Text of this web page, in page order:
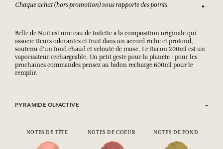
Chaque achat (hors promotion) vous rapporte des points
Belle de Nuit est une eau de toilette à la composition originale qui
associe fleurs odorantes et fruit dans un accord riche et profond,
soutenu d’un fond chaud et velouté de musc. Le flacon 200ml est un
vaporisateur rechargeable. Un petit geste pour la planète : pour les
prochaines commandes pensez au bidon recharge 600ml pour le
remplir.
PYRAMIDE OLFACTIVE
NOTES DE TÊTE NOTES DE COEUR NOTES DE FOND